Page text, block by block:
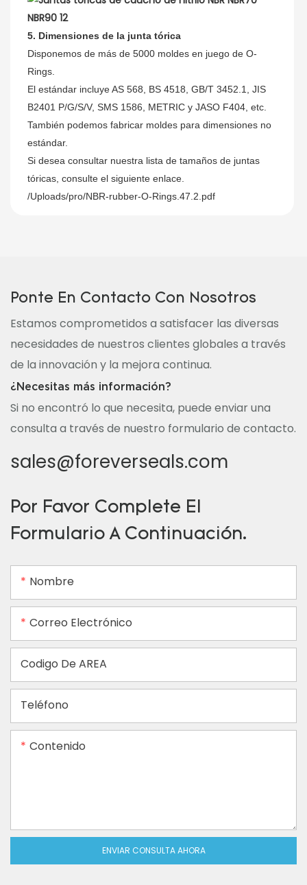
5. Dimensiones de la junta tórica
Disponemos de más de 5000 moldes en juego de O-
Rings.
El estándar incluye AS 568, BS 4518, GB/T 3452.1, JIS
B2401 P/G/S/V, SMS 1586, METRIC y JASO F404, etc.
También podemos fabricar moldes para dimensiones no
estándar.
Si desea consultar nuestra lista de tamaños de juntas
tóricas, consulte el siguiente enlace.
/Uploads/pro/NBR-rubber-O-Rings.47.2.pdf
Ponte En Contacto Con Nosotros
Estamos comprometidos a satisfacer las diversas
necesidades de nuestros clientes globales a través
de la innovación y la mejora continua.
¿Necesitas más información?
Si no encontró lo que necesita, puede enviar una
consulta a través de nuestro formulario de contacto.
sales@foreverseals.com
Por Favor Complete El
Formulario A Continuación.
Nombre
Correo Electrónico
Codigo De AREA
Teléfono
Contenido
ENVIAR CONSULTA AHORA